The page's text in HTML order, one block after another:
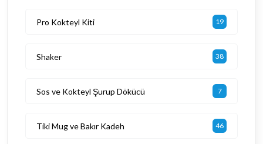
Pro Kokteyl Kiti 19
Shaker 38
Sos ve Kokteyl Şurup Dökücü 7
Tiki Mug ve Bakır Kadeh 46